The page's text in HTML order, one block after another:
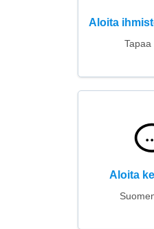
Aloita
Tapaa
Aloita